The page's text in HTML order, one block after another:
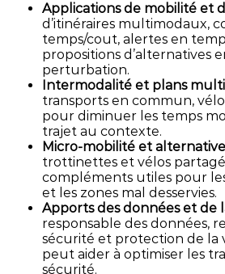
Applications de mobilité et
d’itinéraires multimodaux,
temps/cout, alertes en
propositions d’alternatives
perturbation.
Intermodalité et plans
transports en commun,
pour diminuer les temps
trajet au contexte.
Micro-mobilité et
trottinettes et vélos
compléments utiles pour
et les zones mal desservies.
Apports des données et de
responsable des données,
sécurité et protection de la
peut aider à optimiser les
sécurité.